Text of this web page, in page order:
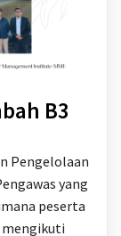
B3
Pengelolaan
yang
peserta
mengikuti